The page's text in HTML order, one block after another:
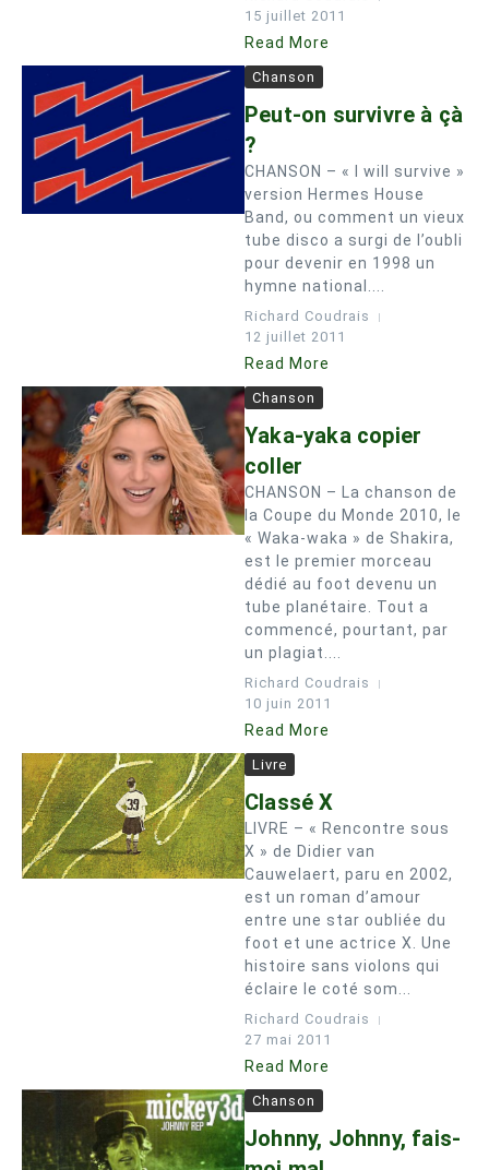
15 juillet 2011
Read More
Chanson
Peut-on survivre à çà
?
CHANSON – « I will survive »
version Hermes House
Band, ou comment un vieux
tube disco a surgi de l’oubli
pour devenir en 1998 un
hymne national....
Richard Coudrais
12 juillet 2011
Read More
Chanson
Yaka-yaka copier
coller
CHANSON – La chanson de
la Coupe du Monde 2010, le
« Waka-waka » de Shakira,
est le premier morceau
dédié au foot devenu un
tube planétaire. Tout a
commencé, pourtant, par
un plagiat....
Richard Coudrais
10 juin 2011
Read More
Livre
Classé X
LIVRE – « Rencontre sous
X » de Didier van
Cauwelaert, paru en 2002,
est un roman d’amour
entre une star oubliée du
foot et une actrice X. Une
histoire sans violons qui
éclaire le coté som...
Richard Coudrais
27 mai 2011
Read More
Chanson
Johnny, Johnny, fais-